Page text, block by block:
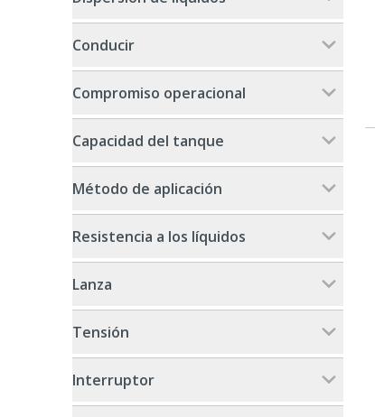
Conducir
Compromiso operacional
Capacidad del tanque
Método de aplicación
Resistencia a los líquidos
Lanza
Tensión
Interruptor